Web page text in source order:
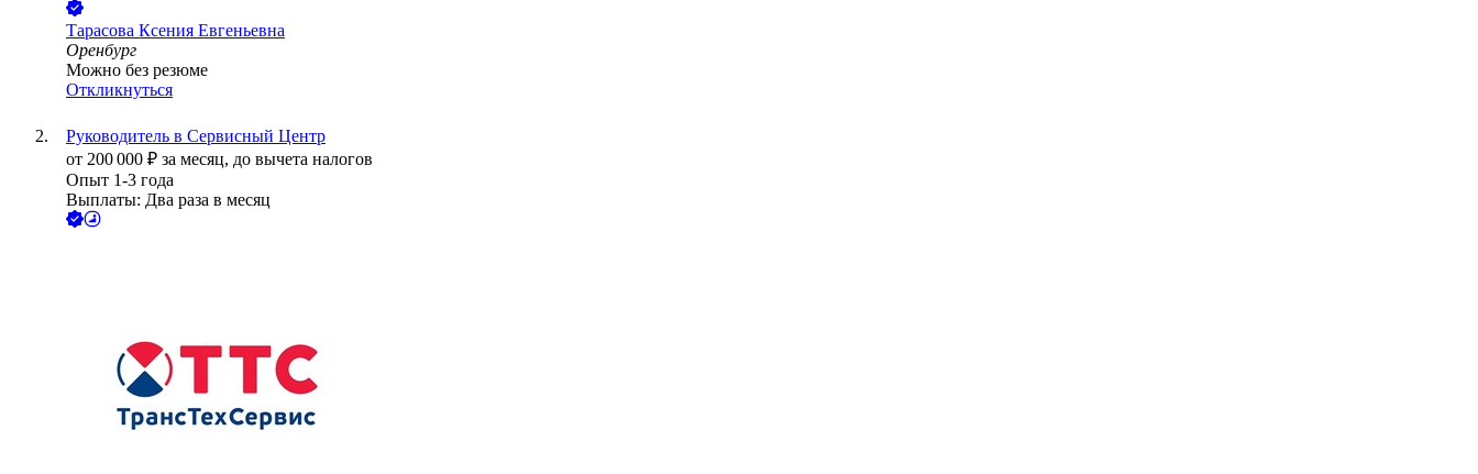
Тарасова Ксения Евгеньевна
Оренбург
Можно без резюме
Откликнуться
Руководитель в Сервисный Центр
от 200 000 ₽ за месяц, до вычета налогов
Опыт 1-3 года
Выплаты: Два раза в месяц